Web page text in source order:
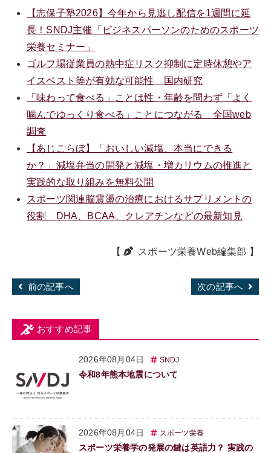
【志保子塾2026】今年から見逃し配信を1週間に延
長！SNDJ主催「ビジネスパーソンのためのスポーツ
栄養セミナー」
ゴルフ場従業員の熱中症リスク抑制に定時休憩やア
イスベスト等が有効な可能性 国内研究
「味わって食べる」ことは性・年齢を問わず「よく
噛んでゆっくり食べる」ことにつながる 全国web
調査
【あじこらぼ】「おいしい減塩、本当にできる
か？」減塩弁当の開発と減塩・増カリウムの推進と
実践的な取り組みを無料公開
スポーツ関連脳震盪の治療におけるサプリメントの
役割 DHA、BCAA、クレアチンなどの最新知見
【 スポーツ栄養Web編集部 】
前の記事へ 次の記事へ
おすすめ記事
2026年08月04日 SNDJ
令和8年熊本地震について
2026年08月04日 スポーツ栄養
スポーツ栄養学の発展の鍵は英語力？ 実践の